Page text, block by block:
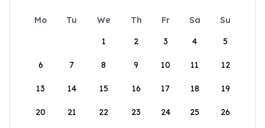
Mo Tu We Th Fr Sa
Su
1
2 3 4 5
6 7 8 9 10 11 12
13 14 15 16 17 18 19
20 21 22 23 24 25 26